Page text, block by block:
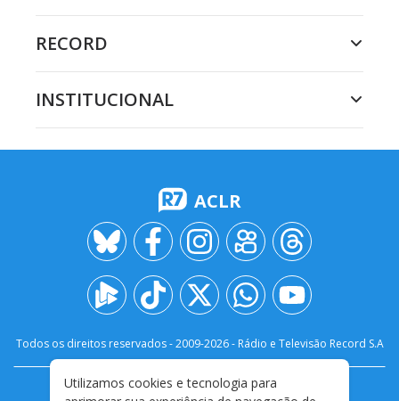
RECORD
INSTITUCIONAL
ACLR
Todos os direitos reservados - 2009-2026- Rádio e Televisão Record S.A
FALE CONOSCO PRIVACIDADE
Utilizamos cookies e tecnologia para